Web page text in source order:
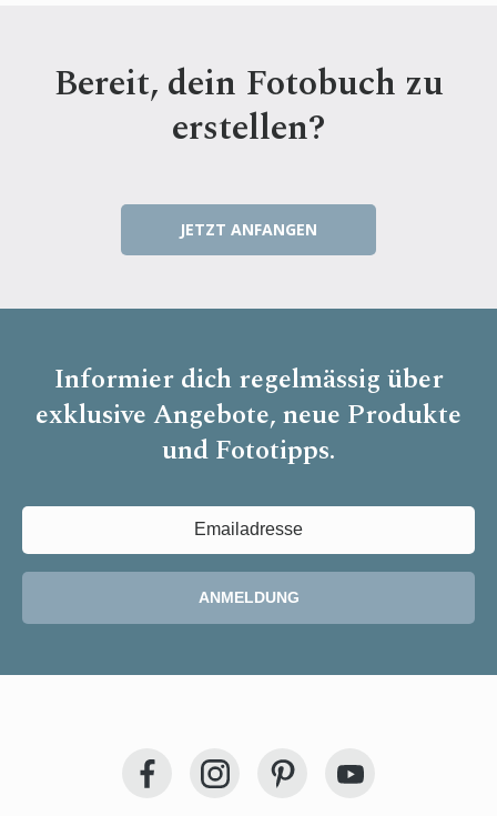
Bereit, dein Fotobuch zu
erstellen?
JETZT ANFANGEN
Informier dich regelmässig über
exklusive Angebote, neue Produkte
und Fototipps.
ANMELDUNG